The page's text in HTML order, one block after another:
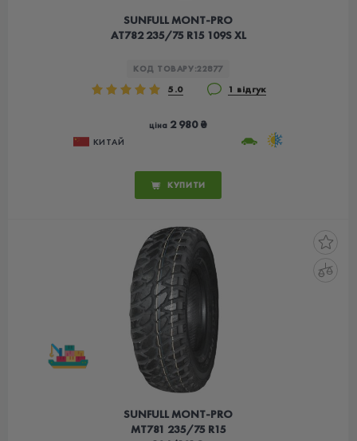
SUNFULL MONT-PRO
AT782 235/75 R15 109S XL
КОД ТОВАРУ:22877
5.0 1 відгук
ціна 2 980 ₴
КИТАЙ
КУПИТИ
SUNFULL MONT-PRO
MT781 235/75 R15